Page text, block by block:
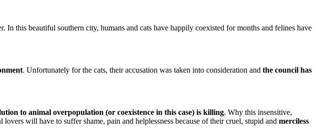
In this beautiful southern city, humans and cats have happily coexisted for months and felines have
. Unfortunately for the cats, their accusation was taken into consideration and the council has
to animal overpopulation (or coexistence in this case) is killing. Why this insensitive,
lovers will have to suffer shame, pain and helplessness because of their cruel, stupid and merciless